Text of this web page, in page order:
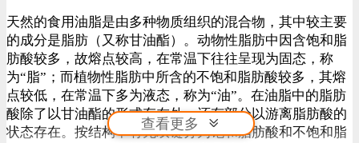
天然的食用油脂是由多种物质组织的混合物，其中较主要
的成分是脂肪（又称甘油酯）。动物性脂肪中因含饱和脂
肪酸较多，故熔点较高，在常温下往往呈现为固态，称
为“脂”；而植物性脂肪中所含的不饱和脂肪酸较多，其熔
点较低，在常温下多为液态，称为“油”。在油脂中的脂肪
酸除了以甘油酯的形式存在外，还有部分以游离脂肪酸的
状态存在。按结构中有无双键分为饱和脂肪酸和不饱和脂
查看更多